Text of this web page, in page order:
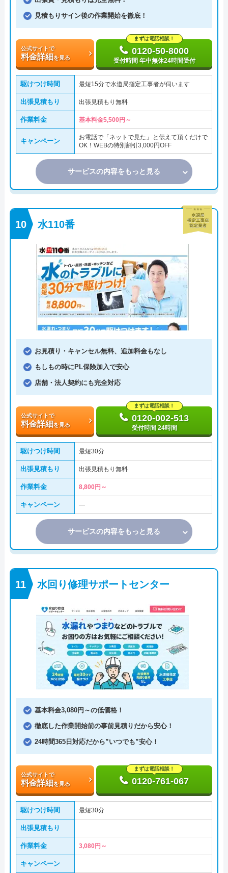
見積もりサイン後の作業開始を徹底！
公式サイトで
料金詳細を見る
まずは電話相談！
0120-50-8000
受付時間 年中無休24時間受付
駆けつけ時間 最短15分で水道局指定工事者が伺います
出張見積もり 出張見積もり無料
作業料金 基本料金5,500円～
キャンペーン
お電話で「ネットで見た」と伝えて頂くだけで
OK！WEBの特別割引3,000円OFF
サービスの内容をもっと見る
水110番
お見積り・キャンセル無料、追加料金もなし
もしもの時にPL保険加入で安心
店舗・法人契約にも完全対応
公式サイトで
料金詳細を見る
まずは電話相談！
0120-002-513
受付時間 24時間
駆けつけ時間 最短30分
出張見積もり 出張見積もり無料
作業料金 8,800円～
キャンペーン ―
サービスの内容をもっと見る
水回り修理サポートセンター
基本料金3,080円～の低価格！
徹底した作業開始前の事前見積りだから安心！
24時間365日対応だから”いつでも”安心！
公式サイトで
料金詳細を見る
まずは電話相談！
0120-761-067
駆けつけ時間 最短30分
出張見積もり
作業料金 3,080円～
キャンペーン